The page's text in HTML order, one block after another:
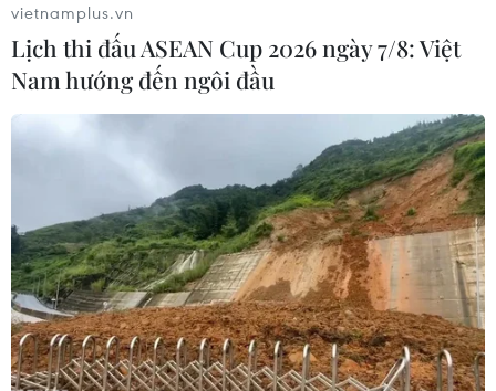
05/08/2026 22:58
Nhật Bản: Nội các thông qua chính
sách giảm thuế tiêu thụ thực phẩm
Ngành Hải quan đẩy mạnh cải cách
thể chế và hiện đại hóa công tác
quản lý
05/08/2026 12:35
vietnamplus.vn
Lịch thi đấu ASEAN Cup 2026 ngày 7/8: Việt
Nam hướng đến ngôi đầu